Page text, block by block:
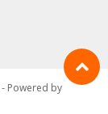
- Powered by